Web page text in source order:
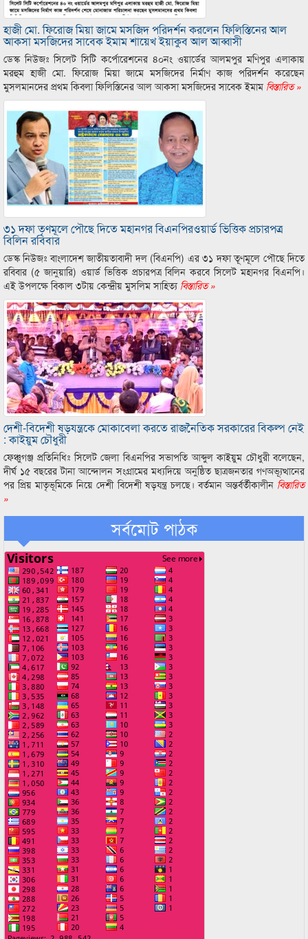
হাজী মো. ফিরোজ মিয়া জামে মসজিদ পরিদর্শন করলেন ফিলিস্তিনের আল
আকসা মসজিদের সাবেক ইমাম শায়েখ ইয়াকুব আল আব্বাসী
ডেস্ক নিউজঃ সিলেট সিটি কর্পোরেশনের ৪০নং ওয়ার্ডের আলমপুর মণিপুর এলাকায়
মরহুম হাজী মো. ফিরোজ মিয়া জামে মসজিদের নির্মাণ কাজ পরিদর্শন করেছেন
মুসলমানদের প্রথম কিবলা ফিলিস্তিনের আল আকসা মসজিদের সাবেক ইমাম বিস্তারিত »
৩১ দফা তৃণমূলে পৌছে দিতে মহানগর বিএনপিরওয়ার্ড ভিত্তিক প্রচারপত্র
বিলিন রবিবার
ডেস্ক নিউজঃ বাংলাদেশ জাতীয়তাবাদী দল (বিএনপি) এর ৩১ দফা তূণমূলে পৌছে দিতে
রবিবার (৫ জানুয়ারি) ওয়ার্ড ভিত্তিক প্রচারপত্র বিলিন করবে সিলেট মহানগর বিএনপি।
এই উপলক্ষে বিকাল ৩টায় কেন্দ্রীয় মুসলিম সাহিত্যবিস্তারিত »
দেশী-বিদেশী ষড়যন্ত্রকে মোকাবেলা করতে রাজনৈতিক সরকারের বিকল্প নেই
: কাইয়ুম চৌধুরী
ফেঞ্চুগঞ্জ প্রতিনিধিঃ সিলেট জেলা বিএনপির সভাপতি আব্দুল কাইয়ুম চৌধুরী বলেছেন,
দীর্ঘ ১৫ বছরের টানা আন্দোলন সংগ্রামের মধ্যদিয়ে অনুষ্ঠিত ছাত্রজনতার গণঅভ্যূত্থানের
পর প্রিয় মাতৃভূমিকে নিয়ে দেশী বিদেশী ষড়যন্ত্র চলছে। বর্তমান অন্তর্বর্তীকালীনবিস্তারিত
»
সর্বমোট পাঠক